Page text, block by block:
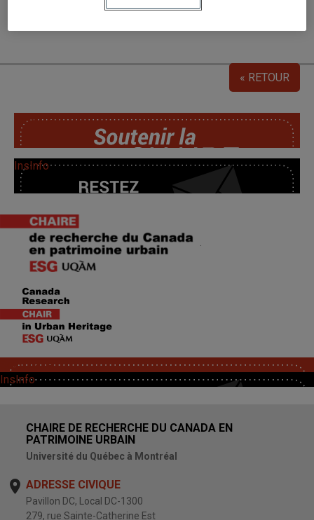
« RETOUR
SoutChaire
InsInfo
SoutChaire
InsInfo
CHAIRE DE RECHERCHE DU CANADA EN
PATRIMOINE URBAIN
Université du Québec à Montréal
ADRESSE CIVIQUE
Pavillon DC, Local DC-1300
279, rue Sainte-Catherine Est